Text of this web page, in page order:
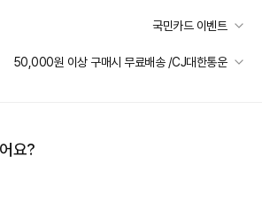
0
0
국민카드 이벤트
50,000원 이상 구매시 무료배송 /CJ대한통운
요?